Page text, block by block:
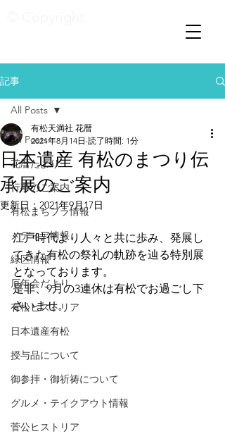
記事
All Posts
花暦たより
行事のご案内
有松まちブラ情報
メディア情報
緑区情報
厄年会だより
有松ヒストリア
日本遺産有松
授与品について
御参拝・御祈祷について
グルメ・テイクアウト情報
菅公ヒストリア
All Posts
日本遺産 有松のまつり伝
承展のご案内
有松天満社 花暦
2021年8月14日 読了時間: 1分
更新日： 2021年9月17日
江戸時代より人々と共に歩み、発展し
てきた有松の祭礼の軌跡を辿る特別展
となっております。
是非、9月の3連休は有松でお過ごし下
さいませ。